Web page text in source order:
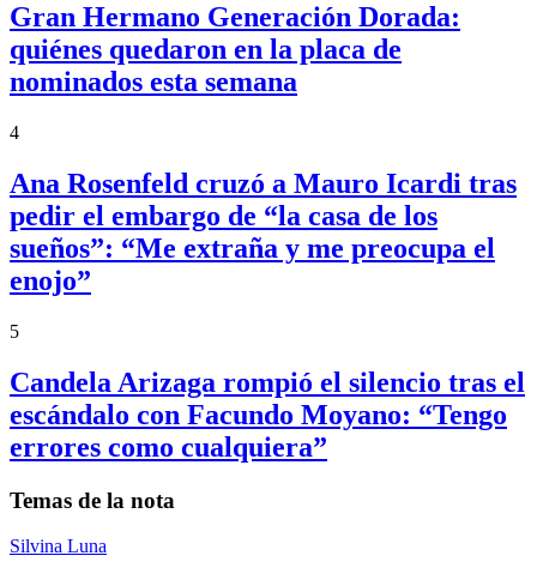
Gran Hermano Generación Dorada:
quiénes quedaron en la placa de
nominados esta semana
4
Ana Rosenfeld cruzó a Mauro Icardi tras
pedir el embargo de “la casa de los
sueños”: “Me extraña y me preocupa el
enojo”
5
Candela Arizaga rompió el silencio tras el
escándalo con Facundo Moyano: “Tengo
errores como cualquiera”
Temas de la nota
Silvina Luna